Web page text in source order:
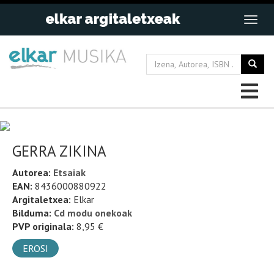
GERRA ZIKINA
Autorea: Etsaiak
EAN: 8436000880922
Argitaletxea: Elkar
Bilduma: Cd modu onekoak
PVP originala: 8,95 €
EROSI